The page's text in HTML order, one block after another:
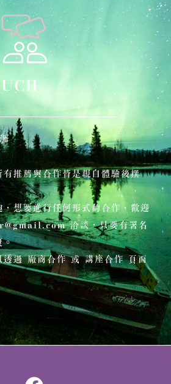
有推薦與合作皆是親自體驗後撰
，想要進行任何形式的合作，歡迎
洽談，只要有署名
。
透過 廠商合作 或 講座合作 頁面